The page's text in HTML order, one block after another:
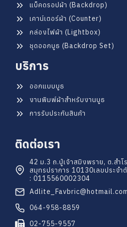
แบ็คดรอปผ้า (Backdrop)
เคาน์เตอร์ผ้า (Counter)
กล่องไฟผ้า (Lightbox)
ชุดออกบูธ (Backdrop Set)
บริการ
ออกแบบบูธ
งานพิมพ์ผ้าสำหรับงานบูธ
การรับประกันสินค้า
ติดต่อเรา
42 ม.3 ถ.ปู่เจ้าสมิงพราย, ต.สำโ
สมุทรปราการ 10130เลขประจำ
: 0115560002304
064-958-8859
02-755-9557